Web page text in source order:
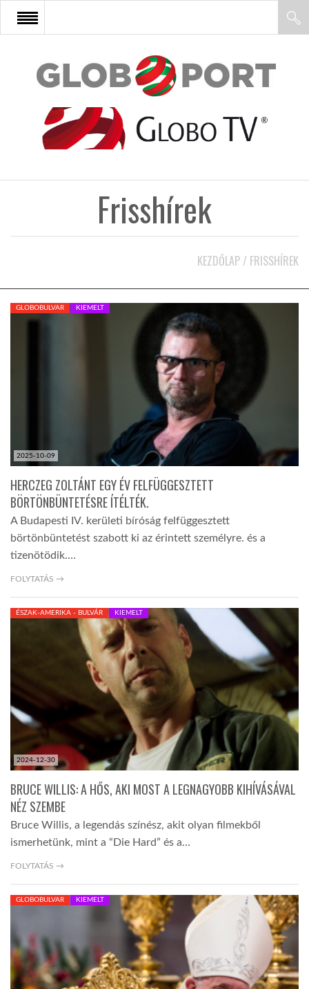
FŐOLDAL
AFRIKA
GLOBOTV BP
TROPICALMAGAZIN
AFRIKA TUDÁSTÁR
LINKTR.EE
GLOBOZSARU
LATIMO.HU
Frisshírek
KEZDŐLAP / FRISSHÍREK
2025-10-09
GLOBOBULVAR KIEMELT
HERCZEG ZOLTÁNT EGY ÉV FELFÜGGESZTETT
BÖRTÖNBÜNTETÉSRE ÍTÉLTÉK.
A Budapesti IV. kerületi bíróság felfüggesztett
börtönbüntetést szabott ki az érintett személyre. és a
tizenötödik.…
FOLYTATÁS →
2024-12-30
ÉSZAK-AMERIKA - BULVÁR KIEMELT
BRUCE WILLIS: A HŐS, AKI MOST A LEGNAGYOBB KIHÍVÁSÁVAL
NÉZ SZEMBE
Bruce Willis, a legendás színész, akit olyan filmekből
ismerhetünk, mint a “Die Hard” és a…
FOLYTATÁS →
GLOBOBULVAR KIEMELT